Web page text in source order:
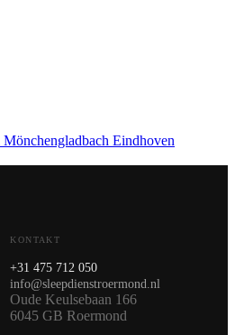
Mönchengladbach Eindhoven
KONTAKT
+31 475 712 050
info@sleepdienstroermond.nl
Oude Keulsebaan 166
6045 GB Roermond